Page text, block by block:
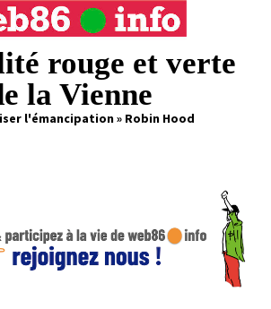
rouge et verte
la Vienne
l'émancipation » Robin Hood